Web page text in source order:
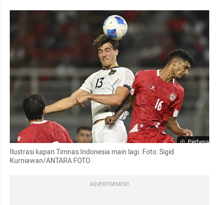
Perbesar
Ilustrasi kapan Timnas Indonesia main lagi. Foto: Sigid
Kurniawan/ANTARA FOTO
ADVERTISEMENT